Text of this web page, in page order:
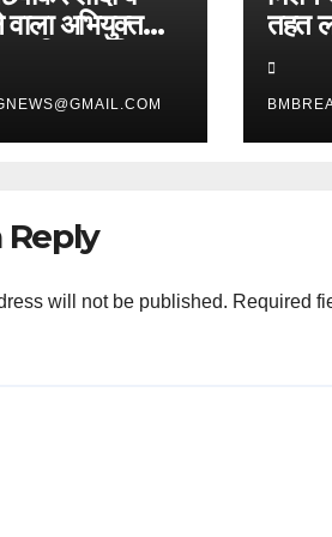
वाला अभियुक्त
सिगरा पुलिस
सफलता
तहत
सूचना
टीम
हुए
Reply
will not be published. Required